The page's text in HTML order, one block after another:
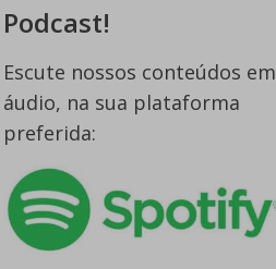
Podcast!
Escute nossos conteúdos em
áudio, na sua plataforma
preferida: